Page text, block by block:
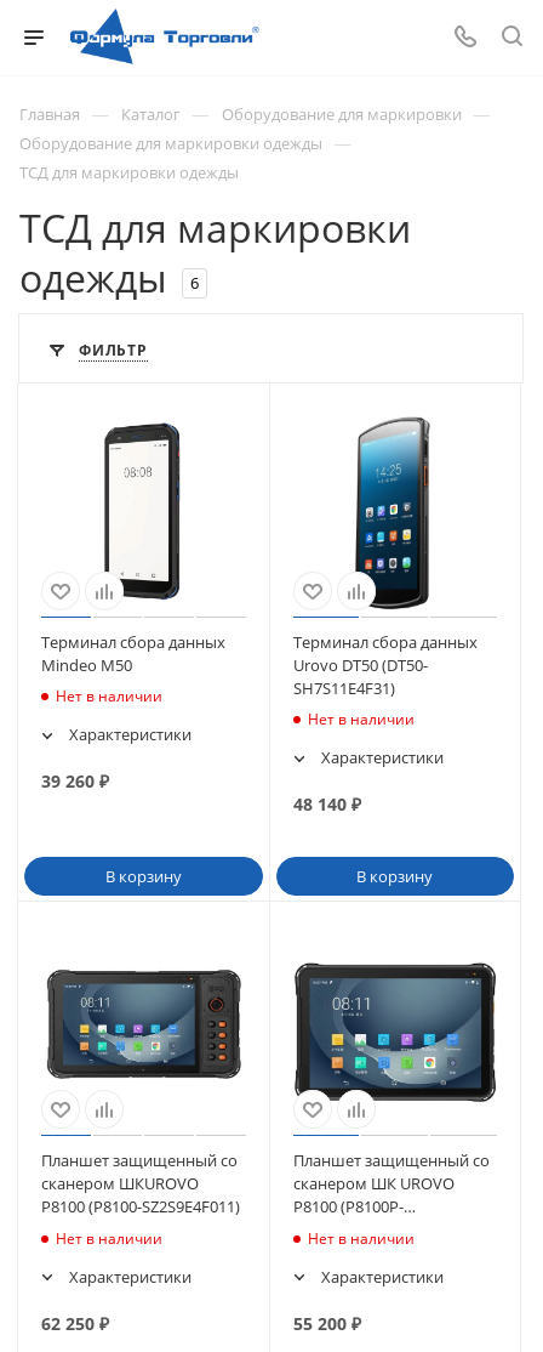
Главная — Каталог — Оборудование для маркировки —
Оборудование для маркировки одежды —
ТСД для маркировки одежды
ТСД для маркировки
одежды
6
ФИЛЬТР
Терминал сбора данных
Mindeo M50
Нет в наличии
Характеристики
39 260 ₽
В корзину
Терминал сбора данных
Urovo DT50 (DT50-
SH7S11E4F31)
Нет в наличии
Характеристики
48 140₽
В корзину
Планшет защищенный со
сканером ШКUROVO
P8100 (P8100-SZ2S9E4F011)
Нет в наличии
Характеристики
62 250 ₽
Планшет защищенный со
сканером ШК UROVO
P8100 (P8100P-
SZ2S10E4021)
Нет в наличии
Характеристики
55 200₽